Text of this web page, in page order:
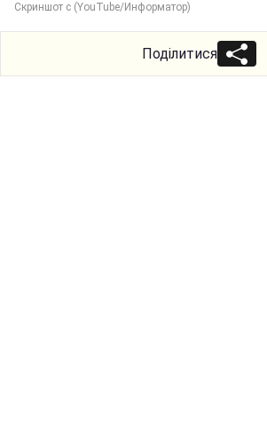
Скриншот с (YouTube/Информатор)
Поділитися